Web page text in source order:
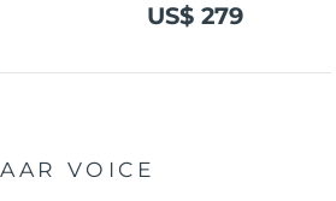
US$ 279
VOICE